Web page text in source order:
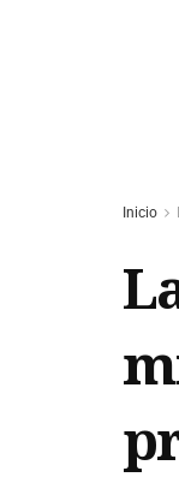
Inicio